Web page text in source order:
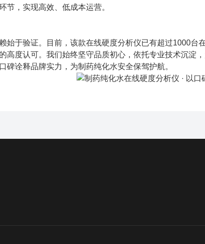
节，实现高效、低成本运营。
始于验证。目前，该款在线硬度分析仪已有超过1000台
高度认可。我们始终坚守品质初心，依托专业技术沉淀
碑诠释品牌实力，为制药纯化水安全保驾护航。